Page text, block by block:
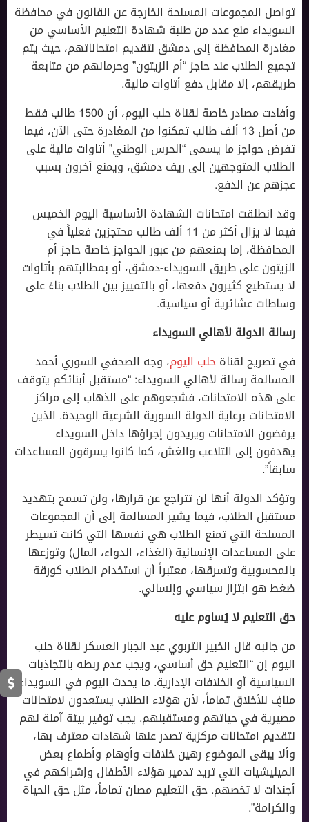
تواصل المجموعات المسلحة الخارجة عن القانون في محافظة
السويداء منع عدد من طلبة شهادة التعليم الأساسي من
مغادرة المحافظة إلى دمشق لتقديم امتحاناتهم، حيث يتم
تجميع الطلاب عند حاجز “أم الزيتون” وحرمانهم من متابعة
طريقهم، إلا مقابل دفع أتاوات مالية.
وأفادت مصادر خاصة لقناة حلب اليوم، أن 1500 طالب فقط
من أصل 13 ألف طالب تمكنوا من المغادرة حتى الآن، فيما
تفرض حواجز ما يسمى “الحرس الوطني” أتاوات مالية على
الطلاب المتوجهين إلى ريف دمشق، ويمنع آخرون بسبب
عجزهم عن الدفع.
وقد انطلقت امتحانات الشهادة الأساسية اليوم الخميس
فيما لا يزال أكثر من 11 ألف طالب محتجزين فعلياً في
المحافظة، إما بمنعهم من عبور الحواجز خاصة حاجز أم
الزيتون على طريق السويداء-دمشق، أو بمطالبتهم بأتاوات
لا يستطيع كثيرون دفعها، أو بالتمييز بين الطلاب بناءً على
وساطات عشائرية أو سياسية.
رسالة الدولة لأهالي السويداء
في تصريح لقناةحلب اليوم، وجه الصحفي السوري أحمد
المسالمة رسالة لأهالي السويداء: “مستقبل أبنائكم يتوقف
على هذه الامتحانات، فشجعوهم على الذهاب إلى مراكز
الامتحانات برعاية الدولة السورية الشرعية الوحيدة. الذين
يرفضون الامتحانات ويريدون إجراؤها داخل السويداء
يهدفون إلى التلاعب والغش، كما كانوا يسرقون المساعدات
سابقاً”.
وتؤكد الدولة أنها لن تتراجع عن قرارها، ولن تسمح بتهديد
مستقبل الطلاب، فيما يشير المسالمة إلى أن المجموعات
المسلحة التي تمنع الطلاب هي نفسها التي كانت تسيطر
على المساعدات الإنسانية (الغذاء، الدواء، المال) وتوزعها
بالمحسوبية وتسرقها، معتبراً أن استخدام الطلاب كورقة
ضغط هو ابتزاز سياسي وإنساني.
حق التعليم لا يُساوم عليه
من جانبه قال الخبير التربوي عبد الجبار العسكر لقناة حلب
اليوم إن “التعليم حق أساسي، ويجب عدم ربطه بالتجاذبات
السياسية أو الخلافات الإدارية. ما يحدث اليوم في السويداء
منافٍ للأخلاق تماماً، لأن هؤلاء الطلاب يستعدون لامتحانات
مصيرية في حياتهم ومستقبلهم. يجب توفير بيئة آمنة لهم
لتقديم امتحانات مركزية تصدر عنها شهادات معترف بها،
وألا يبقى الموضوع رهين خلافات وأوهام وأطماع بعض
الميليشيات التي تريد تدمير هؤلاء الأطفال وإشراكهم في
أجندات لا تخصهم. حق التعليم مصان تماماً، مثل حق الحياة
والكرامة”.